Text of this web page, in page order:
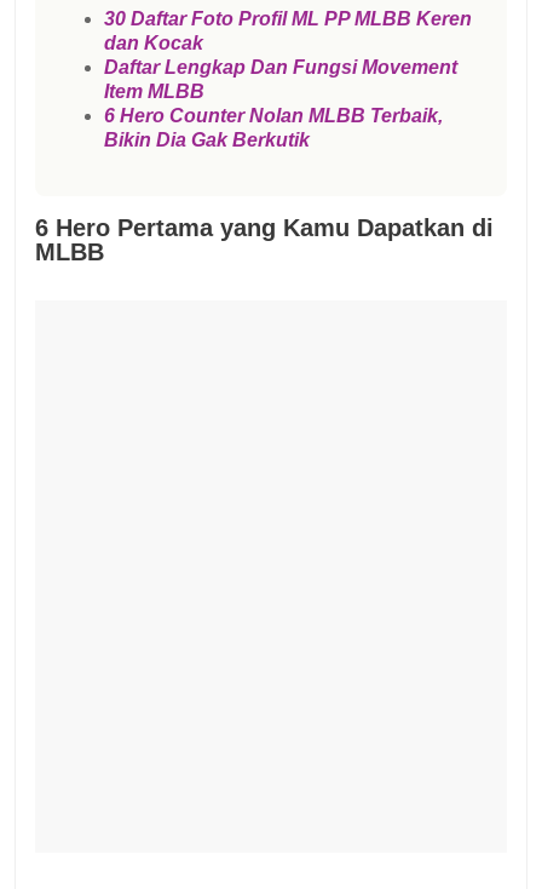
30 Daftar Foto Profil ML PP MLBB Keren
dan Kocak
Daftar Lengkap Dan Fungsi Movement
Item MLBB
6 Hero Counter Nolan MLBB Terbaik,
Bikin Dia Gak Berkutik
6 Hero Pertama yang Kamu Dapatkan di
MLBB